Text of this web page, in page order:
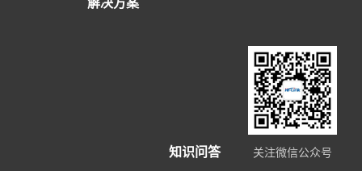
知识问答 关注微信公众号